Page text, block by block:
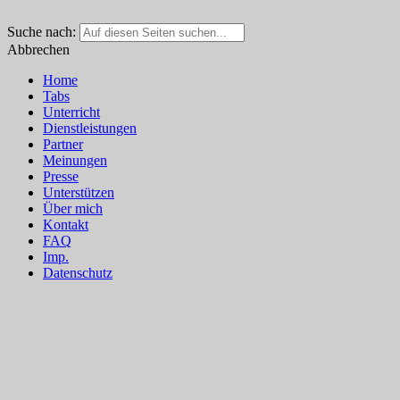
Suche nach:
Abbrechen
Home
Tabs
Unterricht
Dienstleistungen
Partner
Meinungen
Presse
Unterstützen
Über mich
Kontakt
FAQ
Imp.
Datenschutz